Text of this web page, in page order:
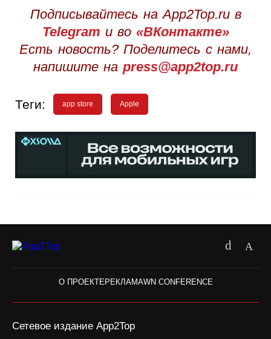
Подписывайтесь на App2Top.ru в
Telegram и во «ВКонтакте»
Есть новость? Поделитесь с нами,
напишите на press@app2top.ru
Теги: app store Apple
О ПРОЕКТЕРЕКЛАМАWN CONFERENCE
Сетевое издание App2Top